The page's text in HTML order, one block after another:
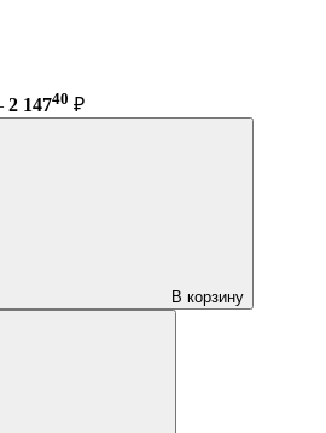
2 14740 ₽
В корзину